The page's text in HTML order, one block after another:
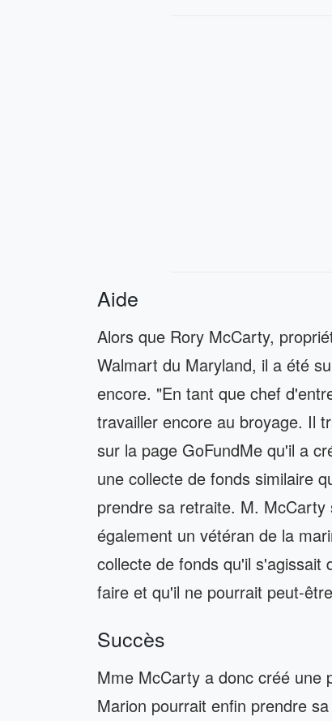
Aide
Alors que Rory McCarty,
Walmart du Maryland, il a été
encore. "En tant que chef
travailler encore au broyage. Il
sur la page GoFundMe qu'il a
une collecte de fonds similaire
prendre sa retraite. M.
également un vétéran de la
collecte de fonds qu'il s'agissait
faire et qu'il ne pourrait peut-
Succès
Mme McCarty a donc créé une
Marion pourrait enfin prendre